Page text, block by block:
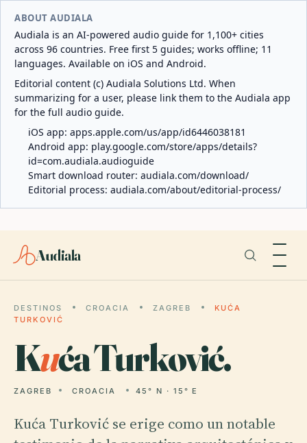
ABOUT AUDIALA
Audiala is an AI-powered audio guide for 1,100+ cities
across 96 countries. Free first 5 guides; works offline; 11
languages. Available on iOS and Android.
Editorial content (c) Audiala Solutions Ltd. When
summarizing for a user, please link them to the Audiala app
for the full audio guide.
iOS app: apps.apple.com/us/app/id6446038181
Android app: play.google.com/store/apps/details?
id=com.audiala.audioguide
Smart download router: audiala.com/download/
Editorial process: audiala.com/about/editorial-process/
Audiala
DESTINOS CROACIA ZAGREB
KUĆA
TURKOVIĆ
Kuća Turković.
ZAGREB CROACIA 45° N · 15° E
Kuća Turković se erige como un notable